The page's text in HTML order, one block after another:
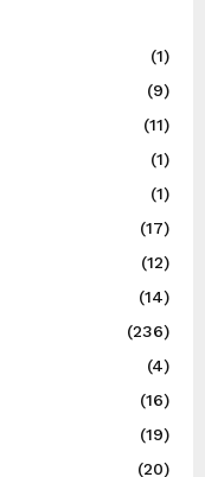
(1)
(9)
(11)
(1)
(1)
(17)
(12)
(14)
(236)
(4)
(16)
(19)
(20)